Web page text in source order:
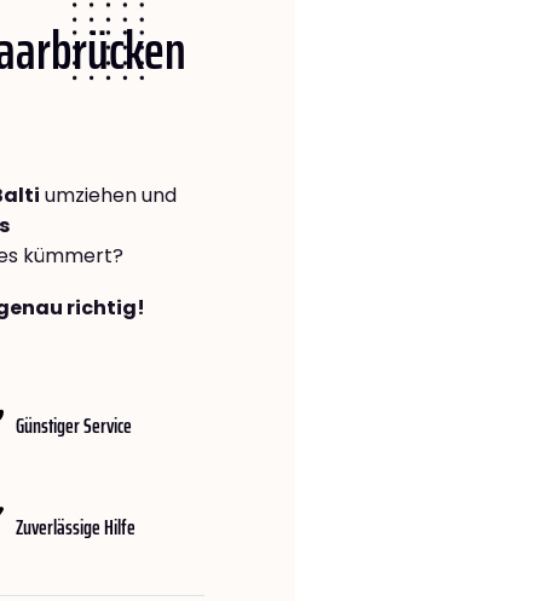
umziehen und
kümmert?
richtig!
Günstiger Service
Zuverlässige Hilfe